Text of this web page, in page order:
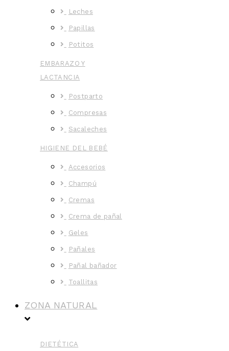
Leches
Papillas
Potitos
EMBARAZO Y
LACTANCIA
Postparto
Compresas
Sacaleches
HIGIENE DEL BEBÉ
Accesorios
Champú
Cremas
Crema de pañal
Geles
Pañales
Pañal bañador
Toallitas
ZONA NATURAL
DIETÉTICA